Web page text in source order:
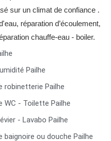
sur un climat de confiance .
réparation d’écoulement,
chauffe-eau - boiler.
Pailhe
robinetterie Pailhe
WC - Toilette Pailhe
- Lavabo Pailhe
baignoire ou douche Pailhe